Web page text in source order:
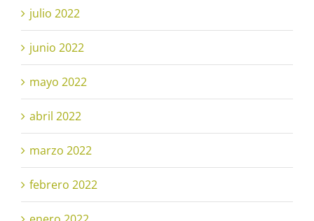
julio 2022
junio 2022
mayo 2022
abril 2022
marzo 2022
febrero 2022